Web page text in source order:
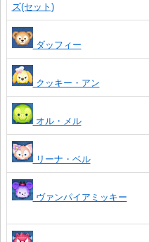
ズ(セット)
ダッフィー
クッキー・アン
オル・メル
リーナ・ベル
ヴァンパイアミッキー